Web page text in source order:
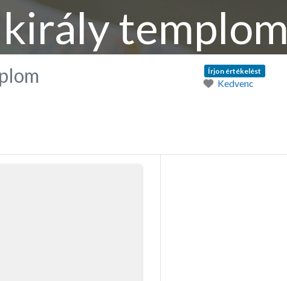
templom
Írjon értékelést
Kedvenc